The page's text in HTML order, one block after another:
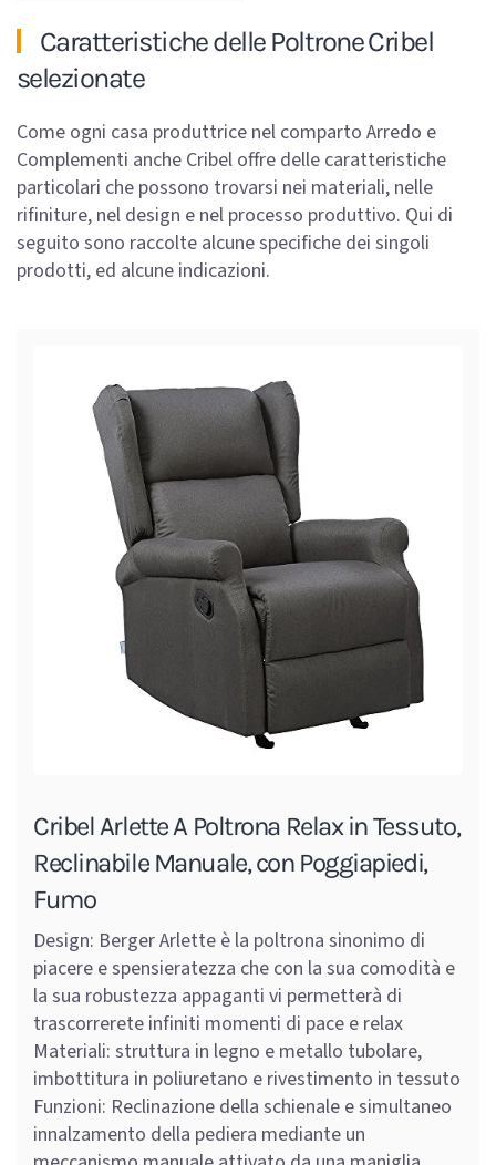
Caratteristiche delle Poltrone Cribel
selezionate
Come ogni casa produttrice nel comparto Arredo e
Complementi anche Cribel offre delle caratteristiche
particolari che possono trovarsi nei materiali, nelle
rifiniture, nel design e nel processo produttivo. Qui di
seguito sono raccolte alcune specifiche dei singoli
prodotti, ed alcune indicazioni.
Cribel Arlette A Poltrona Relax in Tessuto,
Reclinabile Manuale, con Poggiapiedi,
Fumo
Design: Berger Arlette è la poltrona sinonimo di
piacere e spensieratezza che con la sua comodità e
la sua robustezza appaganti vi permetterà di
trascorrerete infiniti momenti di pace e relax
Materiali: struttura in legno e metallo tubolare,
imbottitura in poliuretano e rivestimento in tessuto
Funzioni: Reclinazione della schienale e simultaneo
innalzamento della pediera mediante un